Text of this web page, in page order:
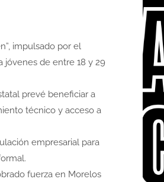
impulsado por el
jóvenes de entre 18 y 29
prevé beneficiar a
técnico y acceso a
empresarial para
fuerza en Morelos